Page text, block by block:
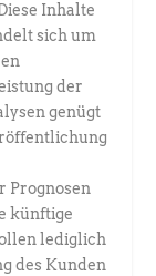
Inhalte
sich um
der
genügt
Prognosen
künftige
lediglich
des Kunden